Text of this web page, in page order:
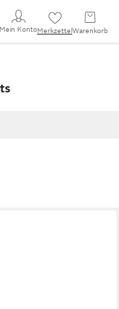
Mein KontoMerkzettel Warenkorb